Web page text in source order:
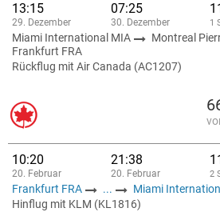
13:15
29. Dezember
07:25
30. Dezember 1
Miami International MIA
Montreal
Frankfurt FRA
Rückflug mit Air Canada (AC1207)
10:20
20. Februar
21:38
20. Februar 2
Frankfurt FRA ...
Miami
Hinflug mit KLM (KL1816)